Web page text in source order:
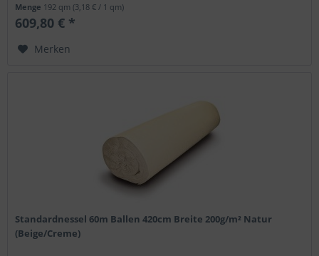
Menge 192 qm(3,18 € / 1 qm)
609,80 € *
Merken
Standardnessel 60m Ballen 420cm Breite 200g/m² Natur
(Beige/Creme)